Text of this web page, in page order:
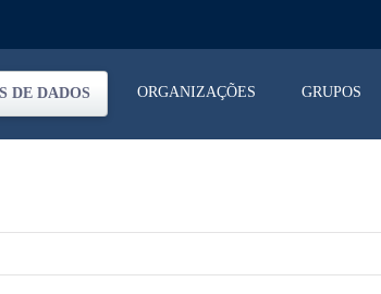
DE DADOS ORGANIZAÇÕES GRUPOS